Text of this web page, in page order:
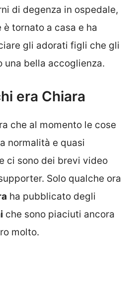
di degenza in ospedale,
tornato a casa e ha
gli adorati figli che gli
una bella accoglienza.
era Chiara
che al momento le cose
normalità e quasi
ci sono dei brevi video
Solo qualche ora
ha pubblicato degli
che sono piaciuti ancora
molto.